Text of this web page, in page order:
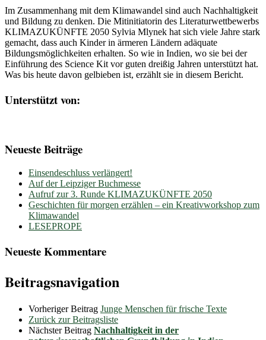
Im Zusammenhang mit dem Klimawandel sind auch Nachhaltigkeit
und Bildung zu denken. Die Mitinitiatorin des Literaturwettbewerbs
KLIMAZUKÜNFTE 2050 Sylvia Mlynek hat sich viele Jahre stark
gemacht, dass auch Kinder in ärmeren Ländern adäquate
Bildungsmöglichkeiten erhalten. So wie in Indien, wo sie bei der
Einführung des Science Kit vor guten dreißig Jahren unterstützt hat.
Was bis heute davon gelbieben ist, erzählt sie in diesem Bericht.
Unterstützt von:
Neueste Beiträge
Einsendeschluss verlängert!
Auf der Leipziger Buchmesse
Aufruf zur 3. Runde KLIMAZUKÜNFTE 2050
Geschichten für morgen erzählen – ein Kreativworkshop zum
Klimawandel
LESEPROPE
Neueste Kommentare
Beitragsnavigation
Vorheriger Beitrag Junge Menschen für frische Texte
Zurück zur Beitragsliste
Nächster Beitrag Nachhaltigkeit in der